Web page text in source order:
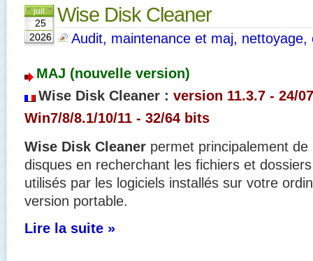
juil.
25
2026
Wise Disk Cleaner
Audit, maintenance et maj, nettoyage,
MAJ (nouvelle version)
Wise Disk Cleaner : version 11.3.7 - 24/
Win7/8/8.1/10/11 - 32/64 bits
Wise Disk Cleaner permet principalement
disques en recherchant les fichiers et
utilisés par les logiciels installés sur votre
version portable.
Lire la suite »